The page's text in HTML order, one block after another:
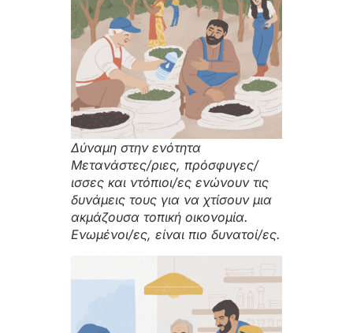
Δύναμη στην ενότητα
Μετανάστες/ριες, πρόσφυγες/
ισσες και ντόπιοι/ες ενώνουν τις
δυνάμεις τους για να χτίσουν μια
ακμάζουσα τοπική οικονομία.
Ενωμένοι/ες, είναι πιο δυνατοί/ες.